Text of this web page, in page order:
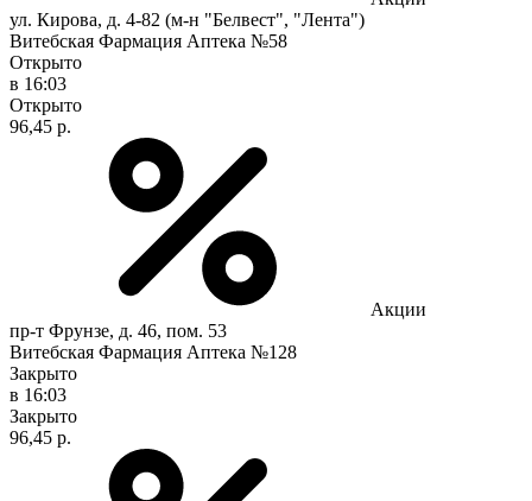
ул. Кирова, д. 4-82 (м-н "Белвест", "Лента")
Витебская Фармация Аптека №58
Открыто
в 16:03
Открыто
96,45 р.
Акции
пр-т Фрунзе, д. 46, пом. 53
Витебская Фармация Аптека №128
Закрыто
в 16:03
Закрыто
96,45 р.